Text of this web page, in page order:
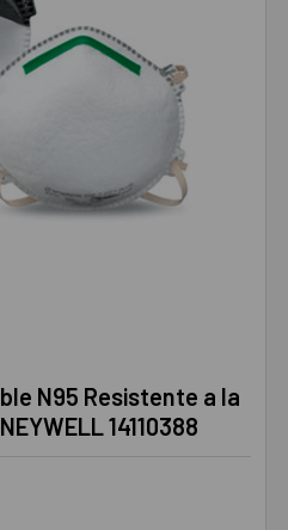
N95 Resistente a la
14110388